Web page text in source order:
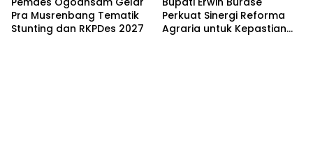
Pra Musrenbang Tematik
Stunting dan RKPDes 2027
Perkuat Sinergi Reforma
Agraria untuk Kepastian